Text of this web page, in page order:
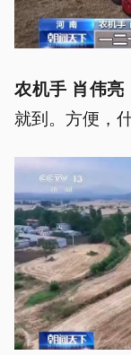
农机手 肖伟亮
就到。方便，